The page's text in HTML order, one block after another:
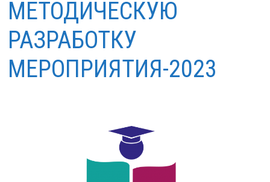
МЕТОДИЧЕСКУЮ
РАЗРАБОТКУ
МЕРОПРИЯТИЯ-2023